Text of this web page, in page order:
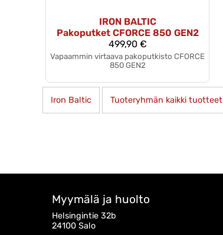
IRON BALTIC
Pakoputket CFORCE 850 GEN2
499,90 €
Vapaammin virtaava pakoputkisto CFORCE
850 GEN2
Iron Baltic Tuoteryhmän kaikki tuotteet
Myymälä ja huolto
Helsingintie 32b
24100 Salo